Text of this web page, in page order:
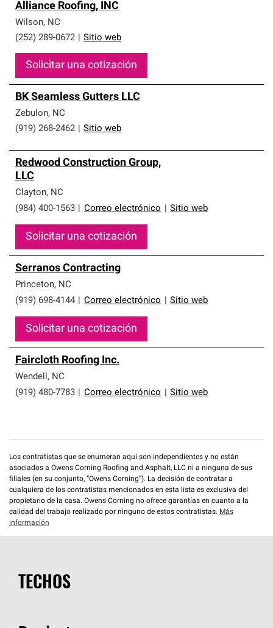
Alliance Roofing, INC
Wilson, NC
(252) 289-0672
Sitio web
Solicitar una cotización
BK Seamless Gutters LLC
Zebulon, NC
(919) 268-2462
Sitio web
Redwood Construction Group,
LLC
Clayton, NC
(984) 400-1563
Correo electrónico Sitio web
Solicitar una cotización
Serranos Contracting
Princeton, NC
(919) 698-4144
Correo electrónico Sitio web
Solicitar una cotización
Faircloth Roofing Inc.
Wendell, NC
(919) 480-7783
Correo electrónico Sitio web
Los contratistas que se enumeran aquí son independientes y no están
asociados a Owens Corning Roofing and Asphalt, LLC ni a ninguna de sus
filiales (en su conjunto, “Owens Corning”). La decisión de contratar a
cualquiera de los contratistas mencionados en esta lista es exclusiva del
propietario de la casa. Owens Corning no ofrece garantías en cuanto a la
calidad del trabajo realizado por ninguno de estos contratistas. Más
información
TECHOS